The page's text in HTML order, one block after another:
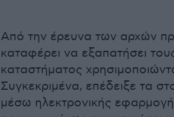
Από την έρευνα των αρχών
καταφέρει να εξαπατήσει
καταστήματος
Συγκεκριμένα, επέδειξε τα
μέσω ηλεκτρονικής